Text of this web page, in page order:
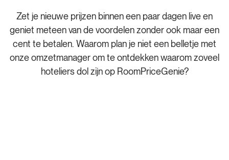
Zet je nieuwe prijzen binnen een paar dagen live en
geniet meteen van de voordelen zonder ook maar een
cent te betalen. Waarom plan je niet een belletje met
onze omzetmanager om te ontdekken waarom zoveel
hoteliers dol zijn op RoomPriceGenie?